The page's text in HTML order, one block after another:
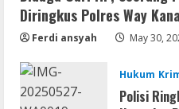
Deluxe
for Desktop
August 6,
Umum
Diringkus Polres Way
Ferdi ansyah May 30,
Hukum
Polisi